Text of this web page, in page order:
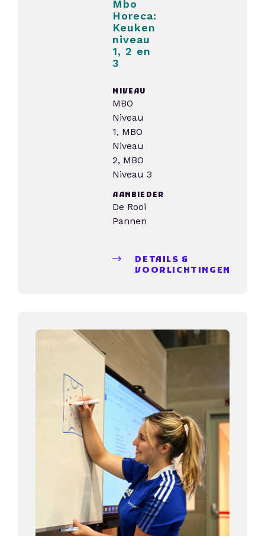
Mbo
Horeca:
Keuken
niveau
1, 2 en
3
NIVEAU
MBO
Niveau
1, MBO
Niveau
2, MBO
Niveau 3
AANBIEDER
De Rooi
Pannen
DETAILS &
VOORLICHTINGEN